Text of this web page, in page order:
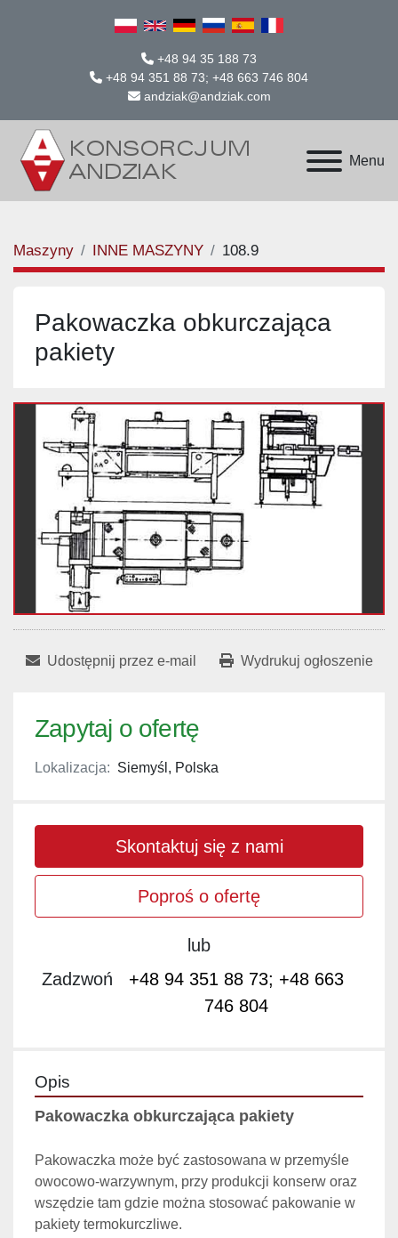
+48 94 35 188 73
+48 94 351 88 73; +48 663 746 804
andziak@andziak.com
Menu
Maszyny INNE MASZYNY 108.9
Pakowaczka obkurczająca
pakiety
Udostępnij przez e-mail Wydrukuj ogłoszenie
Zapytaj o ofertę
Lokalizacja: Siemyśl, Polska
Skontaktuj się z nami
Poproś o ofertę
lub
Zadzwoń
+48 94 351 88 73; +48 663
746 804
Opis
Pakowaczka obkurczająca pakiety
Pakowaczka może być zastosowana w przemyśle
owocowo-warzywnym, przy produkcji konserw oraz
wszędzie tam gdzie można stosować pakowanie w
pakiety termokurczliwe.